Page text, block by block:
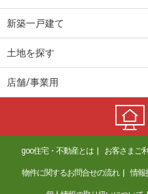
新築一戸建て
土地を探す
店舗/事業用
goo住宅・不動産とは お客さまご
物件に関するお問合せの流れ 情報